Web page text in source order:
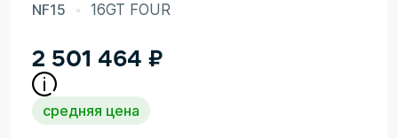
NF15 16GT FOUR
2 501 464 ₽
средняя цена